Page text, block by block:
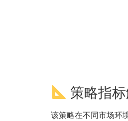
策略指
该策略在不同市场环